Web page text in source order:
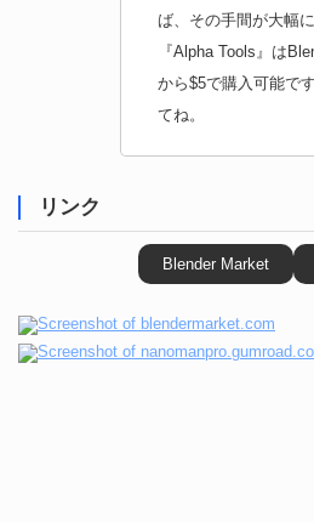
ば、その手間が大幅
『Alpha Tools』は
から$5で購入可能で
てね。
リンク
Blender Market